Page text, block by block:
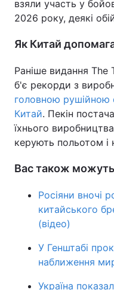
взяли участь у
2026 року, деякі
Як Китай
Раніше видання The
б'є рекорди з
головною рушійною
Китай. Пекін
їхнього
керують польотом і
Вас також можуть
Росіяни вночі
китайського
(відео)
У Генштабі
наближення
Україна